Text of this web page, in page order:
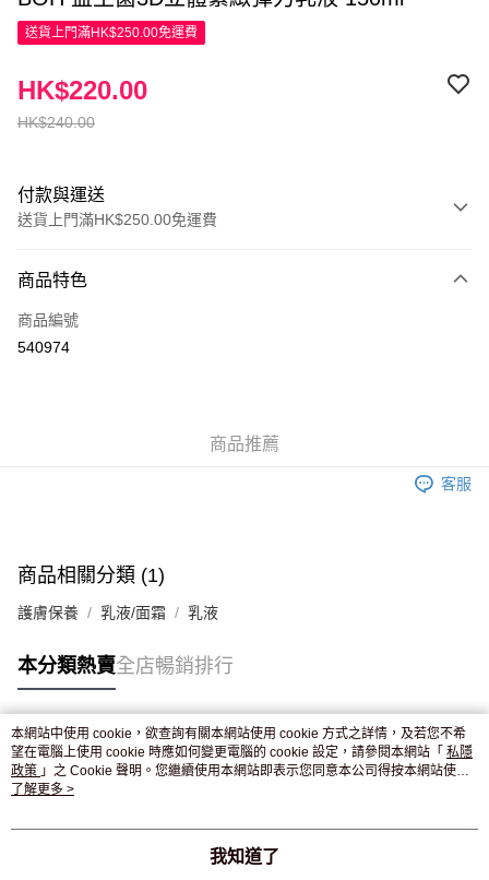
送貨上門滿HK$250.00免運費
HK$240.00
HK$220.00
付款與運送
送貨上門滿HK$250.00免運費
信用卡
Apple Pay
付款後門市自取，訂單確認後2-4個工作天到店，7天內取。逾期後
商品特色
商品編號
540974
商品推薦
客服
商品相關分類 (1)
護膚保養 乳液/面霜 乳液
本分類熱賣全店暢銷排行
熱門標籤
熱銷排行
本網站中使用 cookie，欲查詢有關本網站使用 cookie 方式之詳情，及若您不希
望在電腦上使用 cookie 時應如何變更電腦的 cookie 設定，請參閱本網站「 私隱
政策 」之 Cookie 聲明。您繼續使用本網站即表示您同意本公司得按本網站使用
條款之 Cookie 聲明使用 cookie。
了解更多 >
我知道了